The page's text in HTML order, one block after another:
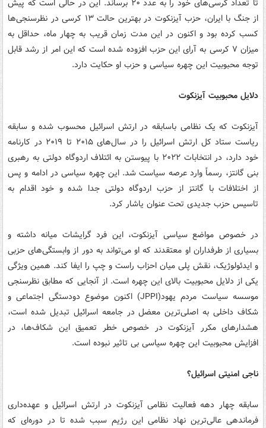
تا تعداد کرسی‌های خود را به عدد ۲۰ برساند. این در حالی است که پیش
از جنگ با ایران، حزب آیزنکوت در بهترین حالت ۱۳ کرسی در نظرسنجی‌ها
کسب کرده بود و اکنون در این مدت زمان قریب به چهار ماه، حداقل به
میزان ۷ کرسی به آرای این حزب افزوده شده است که این امر از رشد قابل
توجه محبوبیت این چهره سیاسی و حزب او حکایت دارد.
دلایل محبوبیت آیزنکوت
آیزنکوت که یک نظامی باسابقه در ارتش اسرائیل محسوب شده و سابقه
ریاست ستاد کل ارتش اسرائیل را در سال‌های ۲۰۱۵ تا ۲۰۱۹ در کارنامه
خود دارد، در انتخابات ۲۰۲۲ با پیوستن به ائتلاف اردوگاه دولتی به رهبری
بنی گانتز، رسماً وارد عرصه سیاست شد. این چهره سیاسی در ادامه و پس
از اختلافات با گانتز از حزب اردوگاه دولتی جدا شده و خود اقدام به
تاسیس حزب جدیدی تحت عنوان یاشار کرد.
در خصوص مواضع سیاسی آیزنکوت، این فرد گرایشات میانه داشته و
بسیاری از طرفداران او معتقدند که او می‌تواند به دور از وابستگی‌های حزبی
و ایدئولوژیک، نقش پلی میان احزاب راست و چپ را ایفا کند. همین ویژگی
یکی از دلایل محبوبیت بالای این چهره است. از آنجایی که مطابق نظرسنجی
موسسه سیاست مردم یهود(JPPI) اکنون موضوع دودستگی اجتماعی و
شکاف داخلی به اصلی‌ترین معضل در جامعه اسرائیل تبدیل شده است،
هشدارهای مکرر آیزنکوت در خصوص خطر تعمیق این شکاف‌ها، در
افزایش محبوبیت این چهره سیاسی بی تاثیر نبوده است.
ناجی امنیتی اسرائیل؟
سابقه چهار دهه فعالیت نظامی آیزنکوت در ارتش اسرائیل و عهده‌داری
فرماندهی عالی‌ترین نهاد نظامی این رژیم سبب شده تا در دوره‌ای که